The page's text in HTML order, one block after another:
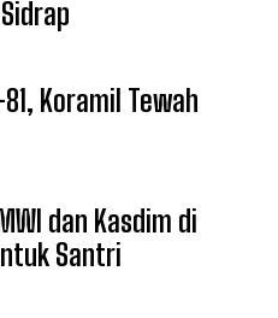
Koramil Tewah
dan Kasdim di
Santri